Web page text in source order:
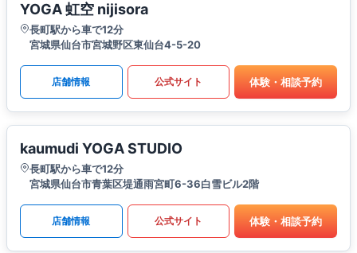
YOGA 虹空 nijisora
長町駅から車で12分
宮城県仙台市宮城野区東仙台4-5-20
店舗情報 公式サイト 体験・相談予約
kaumudi YOGA STUDIO
長町駅から車で12分
宮城県仙台市青葉区堤通雨宮町6-36白雪ビル2階
店舗情報 公式サイト 体験・相談予約